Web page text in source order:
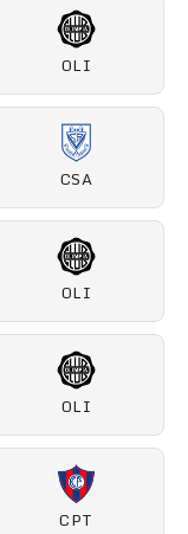
OLI
CSA
OLI
OLI
CPT